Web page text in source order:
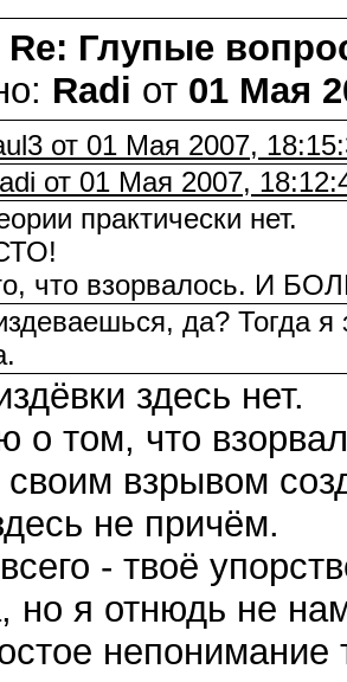
Re: Глупые
Radi от 01 Мая
от 01 Мая 2007,
от 01 Мая 2007,
практически нет.
что взорвалось. И
да? Тогда
здесь нет.
о том, что
своим взрывом
не причём.
- твоё
я отнюдь не
непонимание